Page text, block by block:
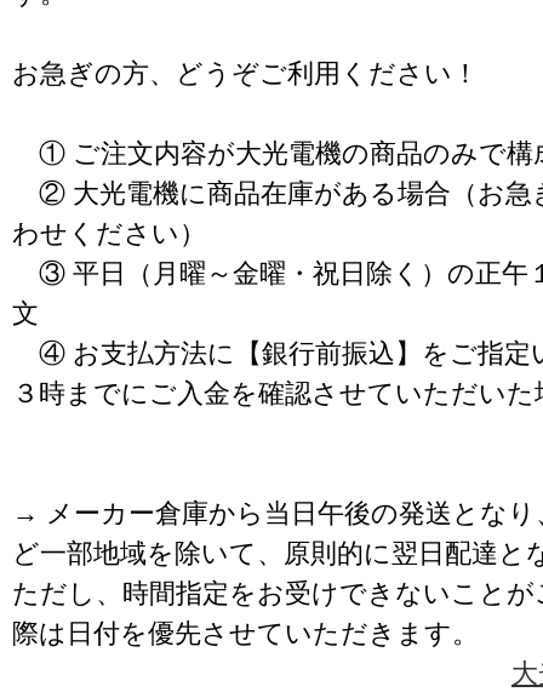
お急ぎの方、どうぞご利用ください！
① ご注文内容が大光電機の商品のみで構
② 大光電機に商品在庫がある場合（お急
わせください）
③ 平日（月曜～金曜・祝日除く）の正午
文
④ お支払方法に【銀行前振込】をご指定
３時までにご入金を確認させていただいた
→ メーカー倉庫から当日午後の発送となり
ど一部地域を除いて、原則的に翌日配達と
ただし、時間指定をお受けできないこと
際は日付を優先させていただきます。